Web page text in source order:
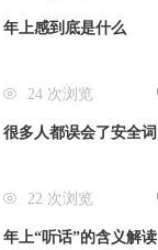
年上感到底是什么
24 次浏览
很多人都误会了安全词
22 次浏览
年上“听话”的含义解读